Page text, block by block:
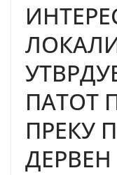
ПАТОТ
ПРЕКУ
ДЕРВЕН